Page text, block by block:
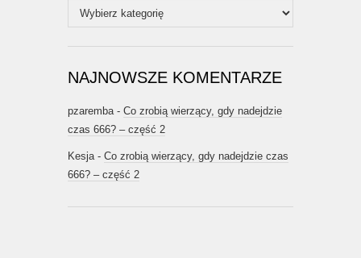
Kategoria
NAJNOWSZE KOMENTARZE
pzaremba - Co zrobią wierzący, gdy nadejdzie
czas 666? – część 2
Kesja - Co zrobią wierzący, gdy nadejdzie czas
666? – część 2